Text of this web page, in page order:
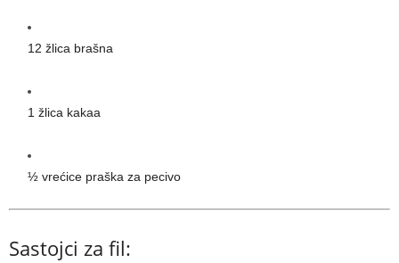
12 žlica brašna
1 žlica kakaa
½ vrećice praška za pecivo
Sastojci za fil: